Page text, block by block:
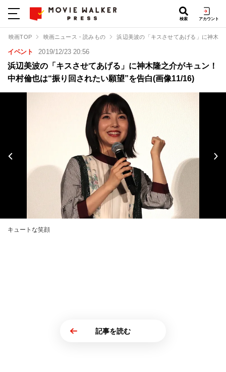
検索 アカウント
映画TOP 映画ニュース・読みもの 浜辺美波の「キスさせてあげる」に神木
イベント 2019/12/23 20:56
浜辺美波の「キスさせてあげる」に神木隆之介がキュン！
中村倫也は“振り回されたい願望”を告白(画像11/16)
キュートな笑顔
記事を読む